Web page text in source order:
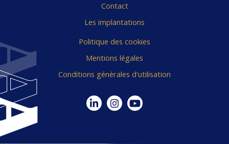
Contact
Les implantations
Politique des cookies
Mentions légales
Conditions générales d'utilisation